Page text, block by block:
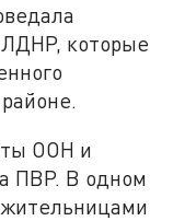
которые
ООН и
ПВР. В одном